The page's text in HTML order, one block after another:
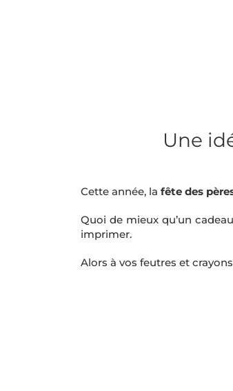
Une
Cette année, la fête des
Quoi de mieux qu’un
imprimer.
Alors à vos feutres et